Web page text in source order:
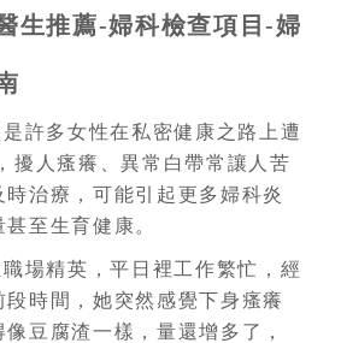
生推薦-婦科檢查項目-婦
許多女性在私密健康之路上遭
擾人瘙癢、異常白帶常讓人苦
治療，可能引起更多婦科炎
至生育健康。
場精英，平日裡工作繁忙，經
時間，她突然感覺下身瘙癢
豆腐渣一樣，量還增多了，